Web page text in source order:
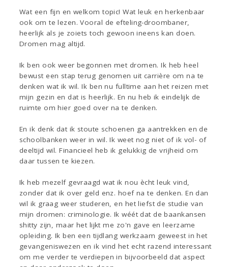
Wat een fijn en welkom topic! Wat leuk en herkenbaar
ook om te lezen. Vooral de efteling-droombaner,
heerlijk als je zoiets toch gewoon ineens kan doen.
Dromen mag altijd.
Ik ben ook weer begonnen met dromen. Ik heb heel
bewust een stap terug genomen uit carrière om na te
denken wat ik wil. Ik ben nu fulltime aan het reizen met
mijn gezin en dat is heerlijk. En nu heb ik eindelijk de
ruimte om hier goed over na te denken.
En ik denk dat ik stoute schoenen ga aantrekken en de
schoolbanken weer in wil. Ik weet nog niet of ik vol- of
deeltijd wil. Financieel heb ik gelukkig de vrijheid om
daar tussen te kiezen.
Ik heb mezelf gevraagd wat ik nou ècht leuk vind,
zonder dat ik over geld enz. hoef na te denken. En dan
wil ik graag weer studeren, en het liefst de studie van
mijn dromen: criminologie. Ik wéét dat de baankansen
shitty zijn, maar het lijkt me zo'n gave en leerzame
opleiding. Ik ben een tijdlang werkzaam geweest in het
gevangeniswezen en ik vind het echt razend interessant
om me verder te verdiepen in bijvoorbeeld dat aspect